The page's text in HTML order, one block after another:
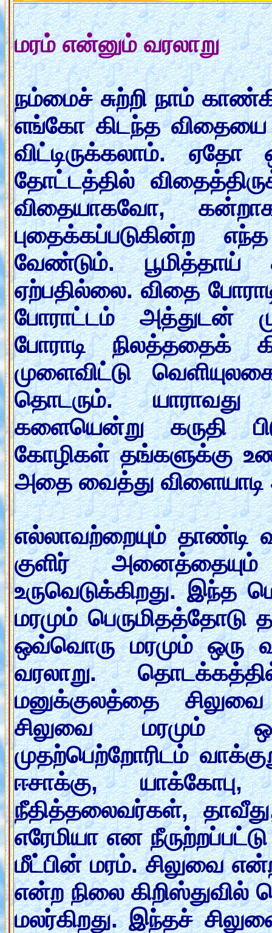
மரம் என்னும் வரலாறு
நம்மைச் சுற்றி நாம்
எங்கோ கிடந்த விதையை
விட்டிருக்கலாம்.
தோட்டத்தில்
விதையாகவோ,
புதைக்கப்படுகின்ற
வேண்டும்.
ஏற்பதில்லை. விதை
போராட்டம் அத்துடன்
போராடி நிலத்ததைக்
முளைவிட்டு
தொடரும். யாராவது
களையென்று கருதி
கோழிகள் தங்களுக்கு
அதை வைத்து விளையாடி
எல்லாவற்றையும் தாண்டி
குளிர்
உருவெடுக்கிறது.
மரமும் பெருமிதத்தோடு
ஒவ்வொரு மரமும் ஒரு
வரலாறு.
மனுக்குலத்தை
சிலுவை மரமும்
முதற்பெற்றோரிடம்
ஈசாக்கு,
நீதித்தலைவர்கள்,
எரேமியா என
மீட்பின் மரம். சிலுவை
என்ற நிலை கிறிஸ்துவில்
மலர்கிறது. இந்தச்